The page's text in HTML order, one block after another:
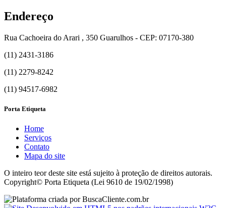
Endereço
Rua Cachoeira do Arari , 350 Guarulhos - CEP: 07170-380
(11) 2431-3186
(11) 2279-8242
(11) 94517-6982
Porta Etiqueta
Home
Serviços
Contato
Mapa do site
O inteiro teor deste site está sujeito à proteção de direitos autorais.
Copyright© Porta Etiqueta (Lei 9610 de 19/02/1998)